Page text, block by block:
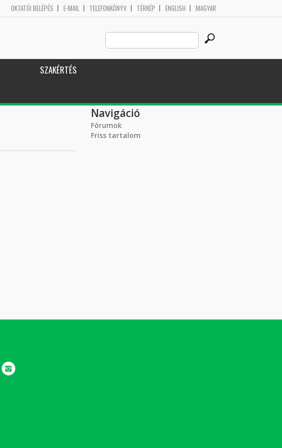
OKTATÓI BELÉPÉS E-MAIL TELEFONKÖNYV TÉRKÉP ENGLISH MAGYAR
Search
this
site
SZAKÉRTÉS
Navigáció
Fórumok
Friss tartalom